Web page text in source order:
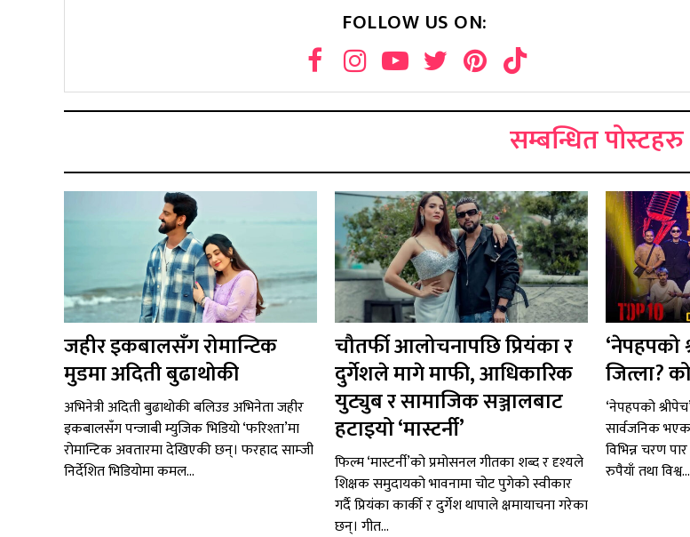
FOLLOW US ON:
सम्बन्धित पोस्टहरु
जहीर इकबालसँग रोमान्टिक
मुडमा अदिती बुढाथोकी
अभिनेत्री अदिती बुढाथोकी बलिउड अभिनेता जहीर
इकबालसँग पन्जाबी म्युजिक भिडियो ‘फरिश्ता’मा
रोमान्टिक अवतारमा देखिएकी छन्। फरहाद साम्जी
निर्देशित भिडियोमा कमल...
चौतर्फी आलोचनापछि प्रियंका र
दुर्गेशले मागे माफी, आधिकारिक
युट्युब र सामाजिक सञ्जालबाट
हटाइयो ‘मास्टर्नी’
फिल्म ‘मास्टर्नी’को प्रमोसनल गीतका शब्द र दृश्यले
शिक्षक समुदायको भावनामा चोट पुगेको स्वीकार
गर्दै प्रियंका कार्की र दुर्गेश थापाले क्षमायाचना गरेका
छन्। गीत...
‘नेपहपको
जित्ला?
‘नेपहपको
सार्वजनिक
विभिन्न चरण
रुपैयाँ तथा विश्व...